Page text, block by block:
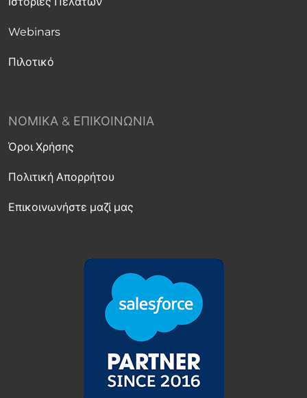
Webinars
Πιλοτικό
ΝΟΜΙΚΆ & ΕΠΙΚΟΙΝΩΝΊΑ
Όροι Χρήσης
Πολιτική Απορρήτου
Επικοινωνήστε μαζί μας